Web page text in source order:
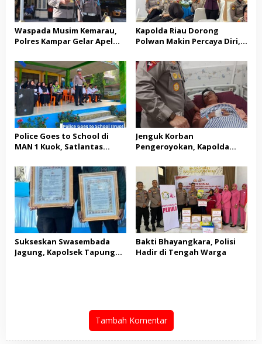
Waspada Musim Kemarau,
Polres Kampar Gelar Apel
Karhutla
Kapolda Riau Dorong
Polwan Makin Percaya Diri,
Public Speaking
Police Goes to School di
MAN 1 Kuok, Satlantas
Keselamatan Berlalu Lintas
dan Bagikan Helm SNI
Jenguk Korban
Pengeroyokan, Kapolda
Hukum dalam Kasus Ini
Sukseskan Swasembada
Jagung, Kapolsek Tapung
Bakti Bhayangkara, Polisi
Hadir di Tengah Warga
Tambah Komentar